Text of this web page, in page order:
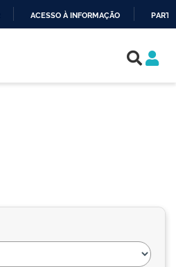
ACESSO À INFORMAÇÃO